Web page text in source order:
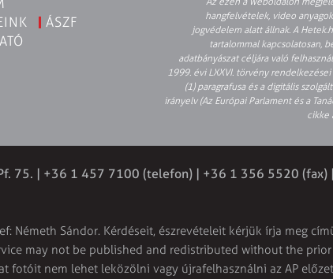
ÁSZF
hangfelvételek, video
jogvédelem alatt állnak. A
tartalommal kapcsolatosan,
adatbányászat céljára való
1999. évi LXXVI. törvény
(1) paragrafusa és a digitális
irányelv (Az Európai Parlament és a
cikke
75. | +36 1 457 7100 (telefon) | +36 1 356 5520 (fax)
Németh Sándor. Kérdéseit, észrevételeit kérjük írja meg
may not be published and redistributed without the
fotóit nem lehet leközölni vagy újrafelhasználni az AP